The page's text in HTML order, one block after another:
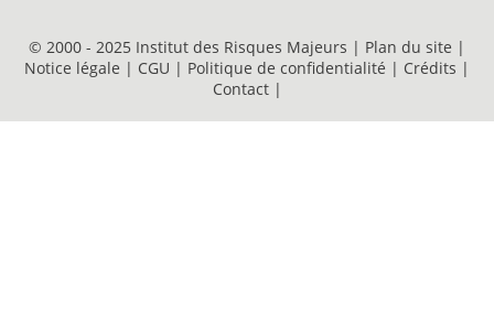
© 2000 - 2025 Institut des Risques Majeurs | Plan du site |
Notice légale | CGU | Politique de confidentialité | Crédits |
Contact |